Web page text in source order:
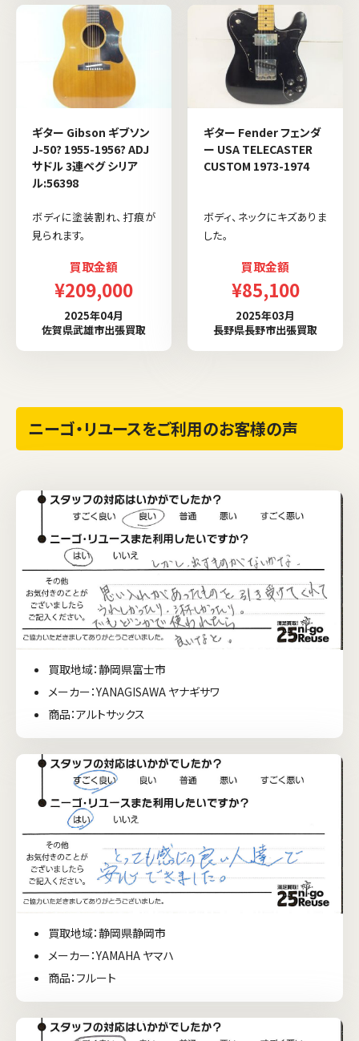
ギター Gibson ギブソン
J-50? 1955-1956? ADJ
サドル 3連ペグ シリア
ル:56398
ボディに塗装割れ、打痕が
見られます。
買取金額
¥209,000
2025年04月
佐賀県武雄市出張買取
ギター Fender フェンダ
ー USA TELECASTER
CUSTOM 1973-1974
ボディ、ネックにキズありま
した。
買取金額
¥85,100
2025年03月
長野県長野市出張買取
ニーゴ・リユースをご利用のお客様の声
買取地域：静岡県富士市
メーカー：YANAGISAWA ヤナギサワ
商品：アルトサックス
買取地域：静岡県静岡市
メーカー：YAMAHA ヤマハ
商品：フルート